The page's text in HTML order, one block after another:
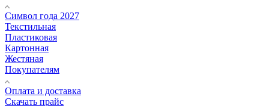
Символ года 2027
Текстильная
Пластиковая
Картонная
Жестяная
Покупателям
Оплата и доставка
Скачать прайс